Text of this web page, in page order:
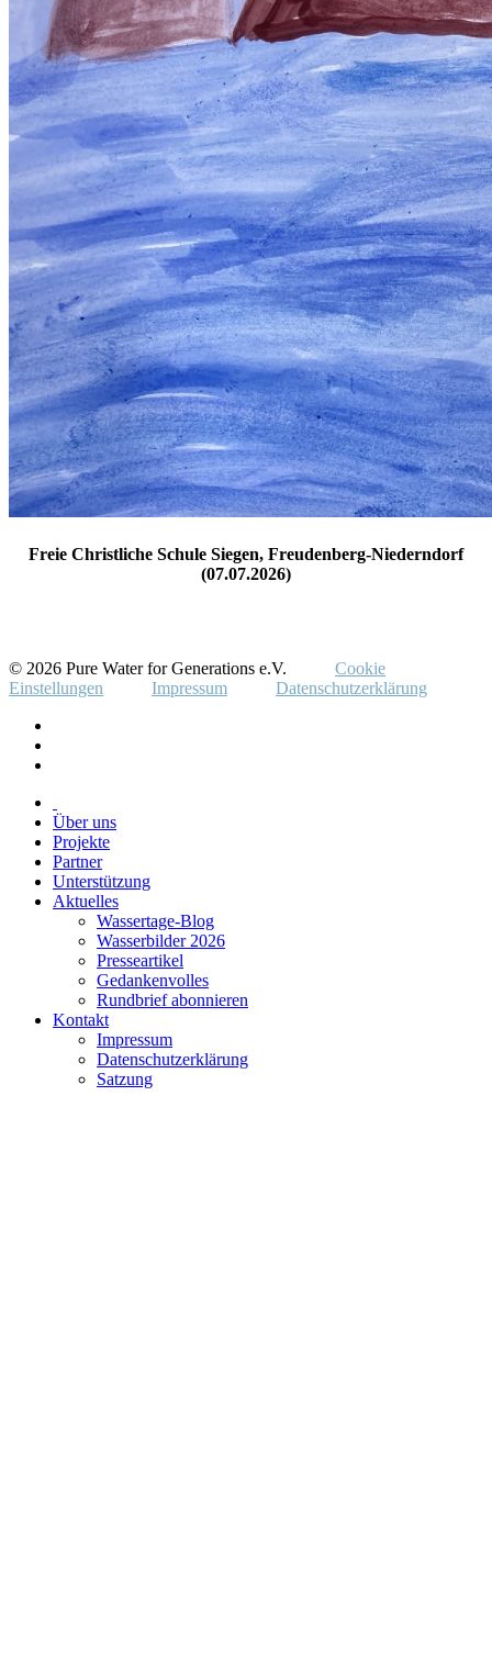
Freie Christliche Schule Siegen, Freudenberg-Niederndorf
(07.07.2026)
© 2026 Pure Water for Generations e.V.
Cookie
Einstellungen
Impressum Datenschutzerklärung
Über uns
Projekte
Partner
Unterstützung
Aktuelles
Wassertage-Blog
Wasserbilder 2026
Presseartikel
Gedankenvolles
Rundbrief abonnieren
Kontakt
Impressum
Datenschutzerklärung
Satzung